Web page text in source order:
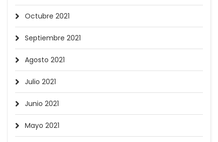
Octubre 2021
Septiembre 2021
Agosto 2021
Julio 2021
Junio 2021
Mayo 2021